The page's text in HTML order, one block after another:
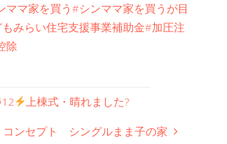
ママ家を買う#シンママ家を買うが目
みらい住宅支援事業補助金#加圧注
除
上棟式・晴れました?
コンセプト シングルまま子の家